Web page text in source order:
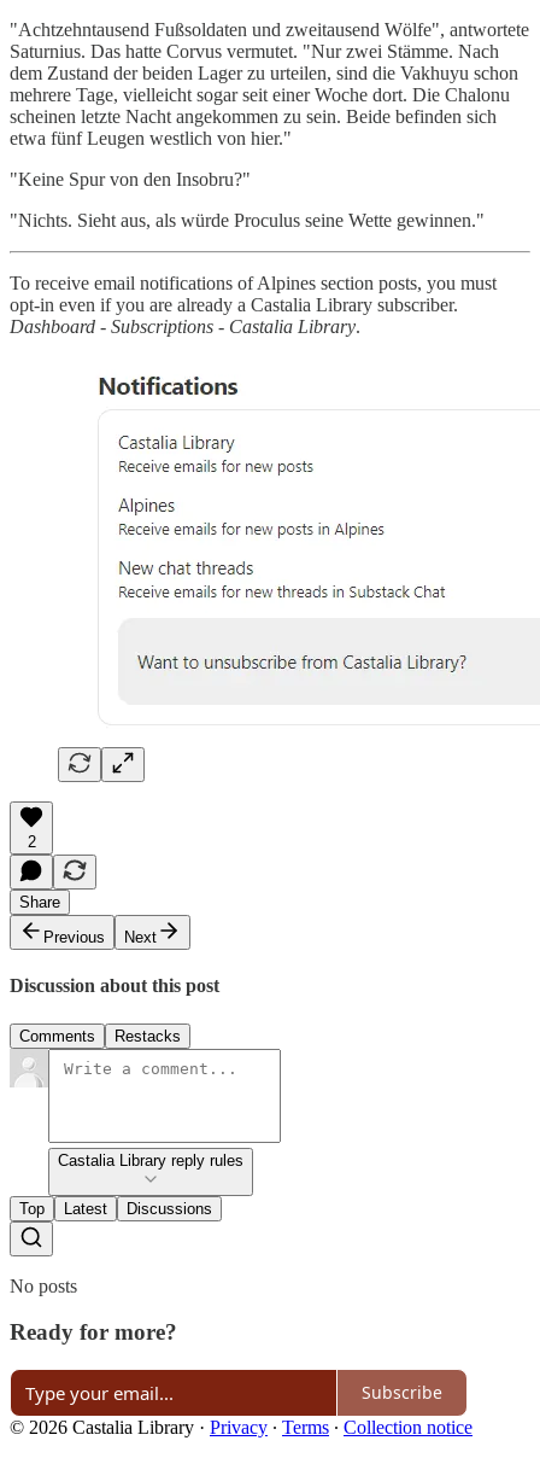
"Achtzehntausend Fußsoldaten und zweitausend Wölfe", antwortete
Saturnius. Das hatte Corvus vermutet. "Nur zwei Stämme. Nach
dem Zustand der beiden Lager zu urteilen, sind die Vakhuyu schon
mehrere Tage, vielleicht sogar seit einer Woche dort. Die Chalonu
scheinen letzte Nacht angekommen zu sein. Beide befinden sich
etwa fünf Leugen westlich von hier."
"Keine Spur von den Insobru?"
"Nichts. Sieht aus, als würde Proculus seine Wette gewinnen."
To receive email notifications of Alpines section posts, you must
opt-in even if you are already a Castalia Library subscriber.
Dashboard - Subscriptions - Castalia Library.
2
Share
Previous
Next
Discussion about this post
Comments Restacks
Castalia Library reply rules
Top Latest Discussions
No posts
Ready for more?
Subscribe
© 2026 Castalia Library · Privacy ∙ Terms ∙ Collection notice